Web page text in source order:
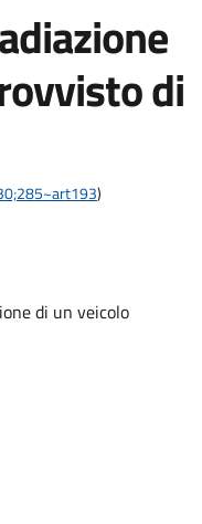
di
)
di un veicolo